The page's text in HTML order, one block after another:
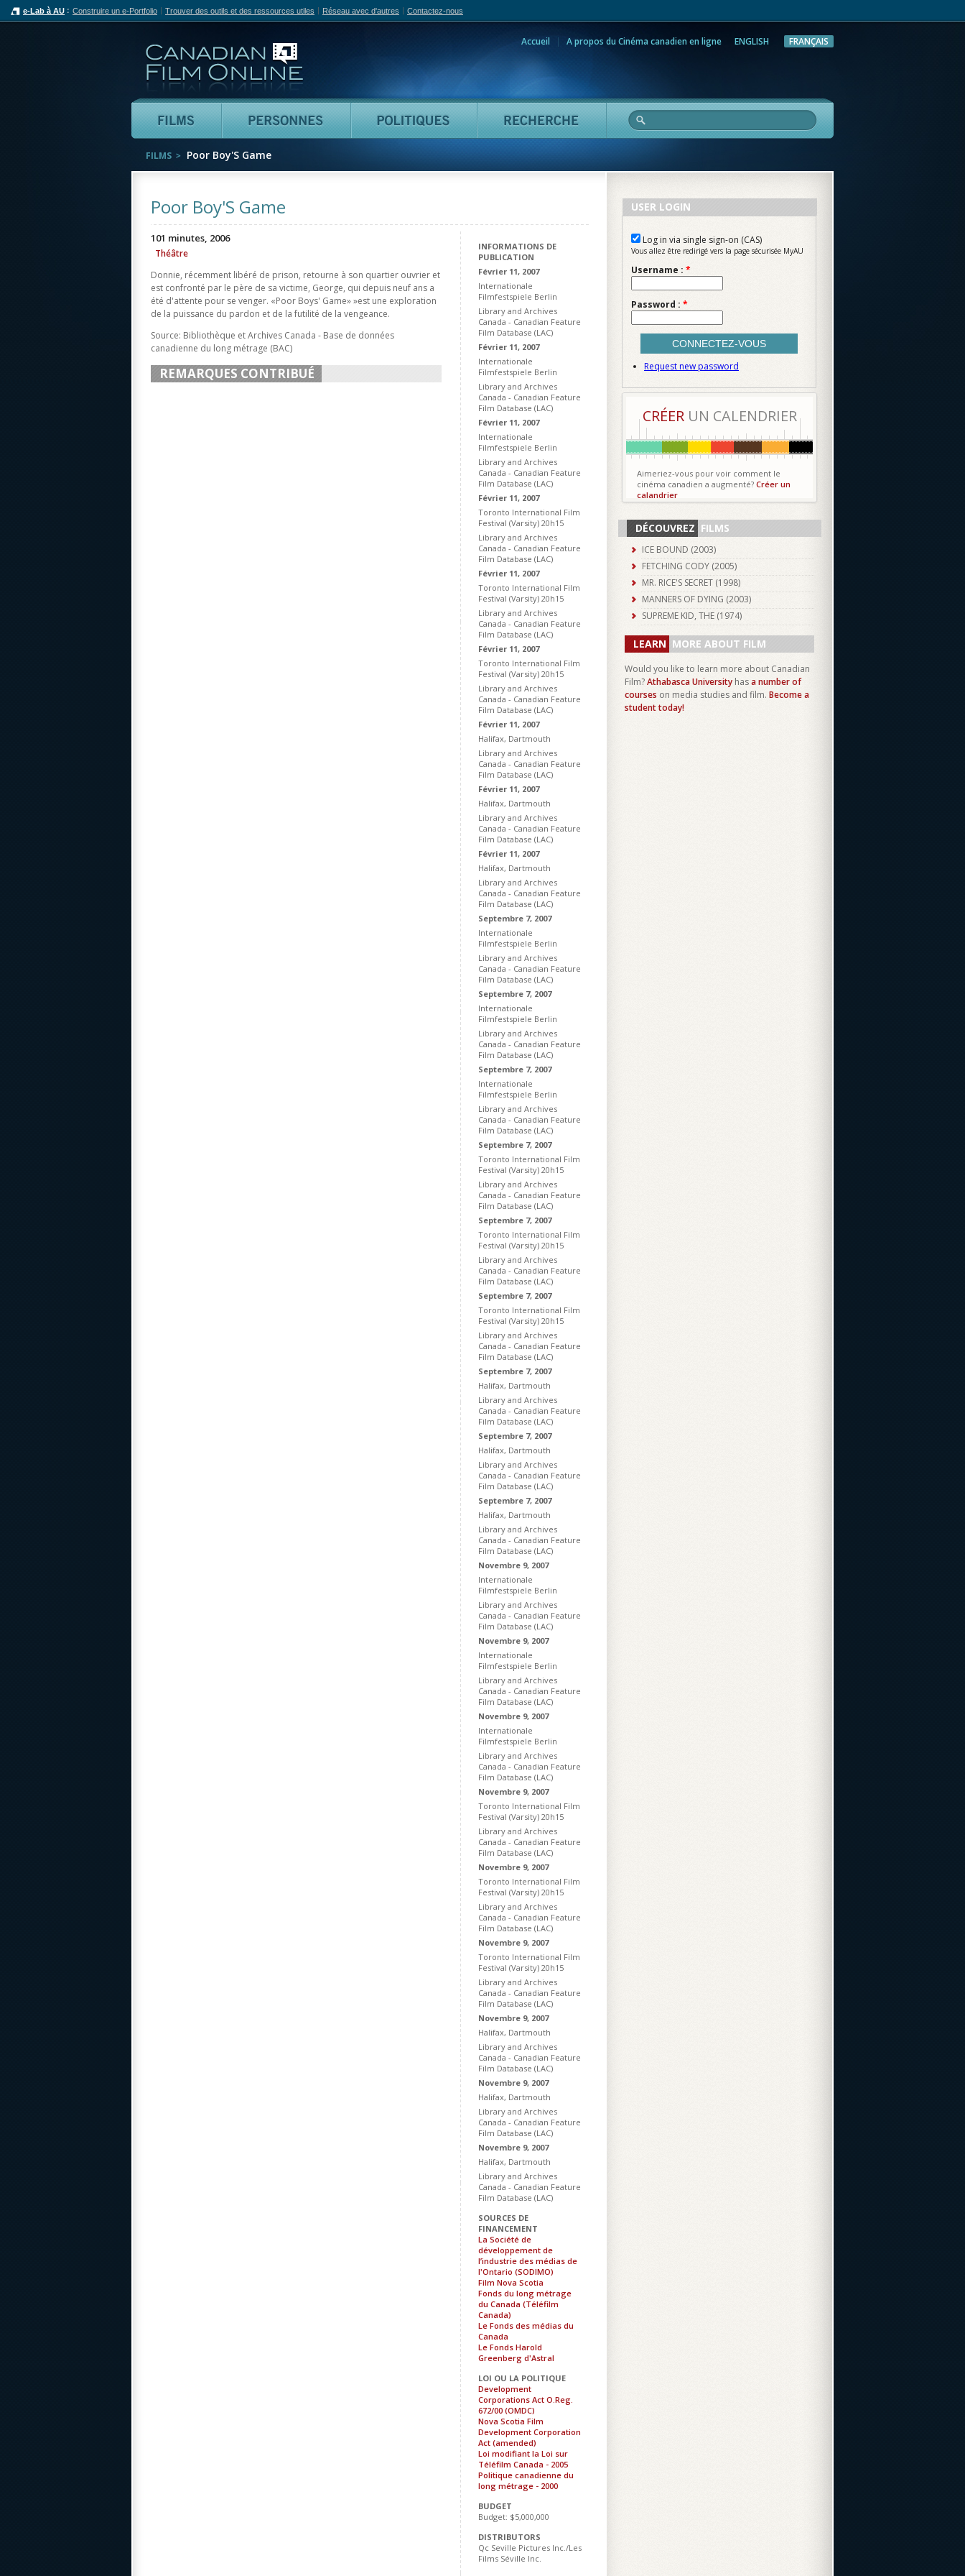
e-Lab à AU Construire un e-Portfolio Trouver des outils et des ressources utiles Réseau avec d'autres Contactez-nous
Accueil A propos du Cinéma canadien en ligne ENGLISH FRANÇAIS
Films Personnes Politiques Recherche
FILMS Poor Boy'S Game
Poor Boy'S Game
INFORMATIONS DE
PUBLICATION
Février 11, 2007
Internationale
Filmfestspiele Berlin
Library and Archives
Canada - Canadian Feature
Film Database (LAC)
Février 11, 2007
Internationale
Filmfestspiele Berlin
Library and Archives
Canada - Canadian Feature
Film Database (LAC)
Février 11, 2007
Internationale
Filmfestspiele Berlin
Library and Archives
Canada - Canadian Feature
Film Database (LAC)
Février 11, 2007
Toronto International Film
Festival (Varsity) 20h15
Library and Archives
Canada - Canadian Feature
Film Database (LAC)
Février 11, 2007
Toronto International Film
Festival (Varsity) 20h15
Library and Archives
Canada - Canadian Feature
Film Database (LAC)
Février 11, 2007
Toronto International Film
Festival (Varsity) 20h15
Library and Archives
Canada - Canadian Feature
Film Database (LAC)
Février 11, 2007
Halifax, Dartmouth
Library and Archives
Canada - Canadian Feature
Film Database (LAC)
Février 11, 2007
Halifax, Dartmouth
Library and Archives
Canada - Canadian Feature
Film Database (LAC)
Février 11, 2007
Halifax, Dartmouth
Library and Archives
Canada - Canadian Feature
Film Database (LAC)
Septembre 7, 2007
Internationale
Filmfestspiele Berlin
Library and Archives
Canada - Canadian Feature
Film Database (LAC)
Septembre 7, 2007
Internationale
Filmfestspiele Berlin
Library and Archives
Canada - Canadian Feature
Film Database (LAC)
Septembre 7, 2007
Internationale
Filmfestspiele Berlin
Library and Archives
Canada - Canadian Feature
Film Database (LAC)
Septembre 7, 2007
Toronto International Film
Festival (Varsity) 20h15
Library and Archives
Canada - Canadian Feature
Film Database (LAC)
Septembre 7, 2007
Toronto International Film
Festival (Varsity) 20h15
Library and Archives
Canada - Canadian Feature
Film Database (LAC)
Septembre 7, 2007
Toronto International Film
Festival (Varsity) 20h15
Library and Archives
Canada - Canadian Feature
Film Database (LAC)
Septembre 7, 2007
Halifax, Dartmouth
Library and Archives
Canada - Canadian Feature
Film Database (LAC)
Septembre 7, 2007
Halifax, Dartmouth
Library and Archives
Canada - Canadian Feature
Film Database (LAC)
Septembre 7, 2007
Halifax, Dartmouth
Library and Archives
Canada - Canadian Feature
Film Database (LAC)
Novembre 9, 2007
Internationale
Filmfestspiele Berlin
Library and Archives
Canada - Canadian Feature
Film Database (LAC)
Novembre 9, 2007
Internationale
Filmfestspiele Berlin
Library and Archives
Canada - Canadian Feature
Film Database (LAC)
Novembre 9, 2007
Internationale
Filmfestspiele Berlin
Library and Archives
Canada - Canadian Feature
Film Database (LAC)
Novembre 9, 2007
Toronto International Film
Festival (Varsity) 20h15
Library and Archives
Canada - Canadian Feature
Film Database (LAC)
Novembre 9, 2007
Toronto International Film
Festival (Varsity) 20h15
Library and Archives
Canada - Canadian Feature
Film Database (LAC)
Novembre 9, 2007
Toronto International Film
Festival (Varsity) 20h15
Library and Archives
Canada - Canadian Feature
Film Database (LAC)
Novembre 9, 2007
Halifax, Dartmouth
Library and Archives
Canada - Canadian Feature
Film Database (LAC)
Novembre 9, 2007
Halifax, Dartmouth
Library and Archives
Canada - Canadian Feature
Film Database (LAC)
Novembre 9, 2007
Halifax, Dartmouth
Library and Archives
Canada - Canadian Feature
Film Database (LAC)
SOURCES DE
FINANCEMENT
La Société de
développement de
l’industrie des médias de
l'Ontario (SODIMO)
Film Nova Scotia
Fonds du long métrage
du Canada (Téléfilm
Canada)
Le Fonds des médias du
Canada
Le Fonds Harold
Greenberg d'Astral
LOI OU LA POLITIQUE
Development
Corporations Act O.Reg.
672/00 (OMDC)
Nova Scotia Film
Development Corporation
Act (amended)
Loi modifiant la Loi sur
Téléfilm Canada - 2005
Politique canadienne du
long métrage - 2000
BUDGET
Budget: $5,000,000
DISTRIBUTORS
Qc Seville Pictures Inc./Les
Films Séville Inc.
101 minutes, 2006
Théâtre
Donnie, récemment libéré de prison, retourne à son quartier ouvrier et
est confronté par le père de sa victime, George, qui depuis neuf ans a
été d'attente pour se venger. «Poor Boys' Game» »est une exploration
de la puissance du pardon et de la futilité de la vengeance.
Source: Bibliothèque et Archives Canada - Base de données
canadienne du long métrage (BAC)
REMARQUES CONTRIBUÉ
USER LOGIN
Log in via single sign-on (CAS)
Vous allez être redirigé vers la page sécurisée MyAU
Username : *
Password : *
Request new password
CRÉERUN CALENDRIER
Aimeriez-vous pour voir comment le
cinéma canadien a augmenté? Créer un
calandrier
DÉCOUVREZ FILMS
ICE BOUND (2003)
FETCHING CODY (2005)
MR. RICE'S SECRET (1998)
MANNERS OF DYING (2003)
SUPREME KID, THE (1974)
LEARN MORE ABOUT FILM
Would you like to learn more about Canadian
Film?Athabasca University hasa number of
courses on media studies and film. Become a
student today!